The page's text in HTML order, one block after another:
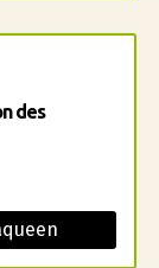
des